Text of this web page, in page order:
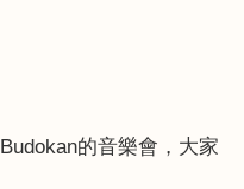
Budokan的音樂會，大家